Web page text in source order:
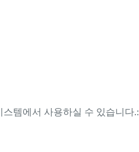
템에서 사용하실 수 있습니다.: